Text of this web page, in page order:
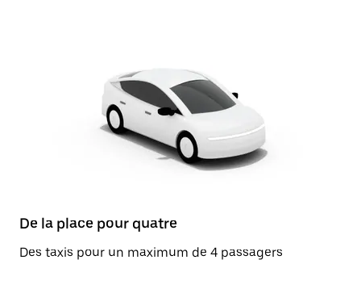
De la place pour quatre
Des taxis pour un maximum de 4 passagers